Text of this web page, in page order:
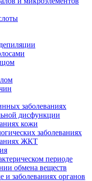
заболеваниях
дисфункции
кожи
заболеваниях
ЖКТ
периоде
обмена веществ
и заболеваниях органов